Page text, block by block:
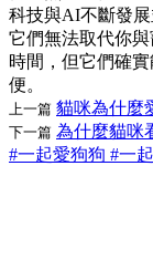
科技與AI不斷發
它們無法取代你
時間，但它們確
便。
上一篇 貓咪為什麼
下一篇 為什麼貓咪
#一起愛狗狗 #一